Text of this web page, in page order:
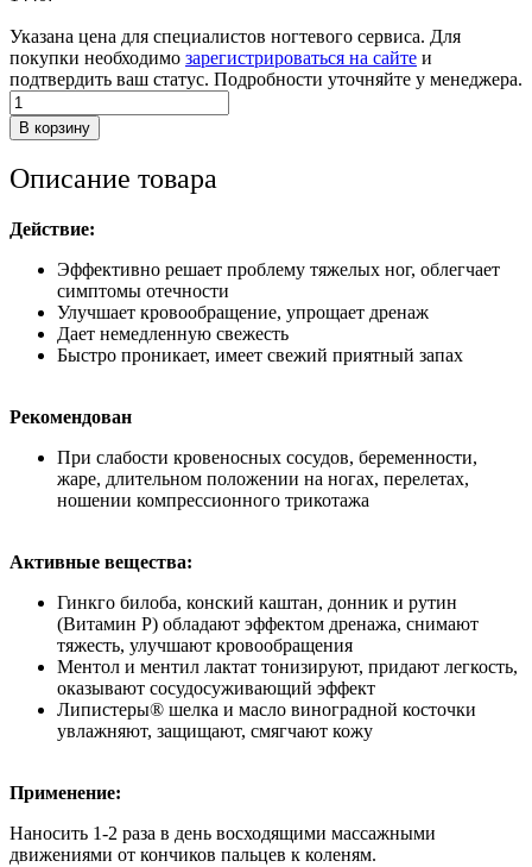
Указана цена для специалистов ногтевого сервиса. Для
покупки необходимо зарегистрироваться на сайте и
подтвердить ваш статус. Подробности уточняйте у менеджера.
Количество
товара
Фитогель
Тони-
для
голени
В корзину
Описание товара
Действие:
Эффективно решает проблему тяжелых ног, облегчает
симптомы отечности
Улучшает кровообращение, упрощает дренаж
Дает немедленную свежесть
Быстро проникает, имеет свежий приятный запах
Рекомендован
При слабости кровеносных сосудов, беременности,
жаре, длительном положении на ногах, перелетах,
ношении компрессионного трикотажа
Активные вещества:
Гинкго билоба, конский каштан, донник и рутин
(Витамин P) обладают эффектом дренажа, снимают
тяжесть, улучшают кровообращения
Ментол и ментил лактат тонизируют, придают легкость,
оказывают сосудосуживающий эффект
Липистеры® шелка и масло виноградной косточки
увлажняют, защищают, смягчают кожу
Применение:
Наносить 1-2 раза в день восходящими массажными
движениями от кончиков пальцев к коленям.